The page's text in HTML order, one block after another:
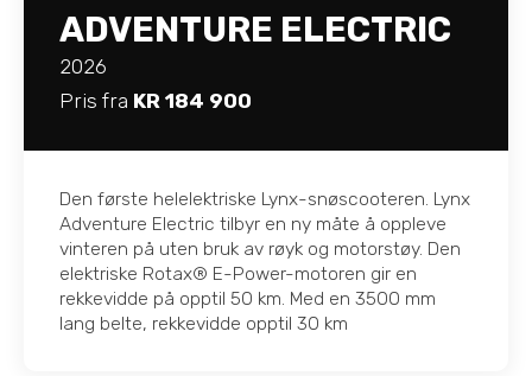
ADVENTURE ELECTRIC
2026
Pris fra KR 184 900
Den første helelektriske Lynx-snøscooteren. Lynx
Adventure Electric tilbyr en ny måte å oppleve
vinteren på uten bruk av røyk og motorstøy. Den
elektriske Rotax® E-Power-motoren gir en
rekkevidde på opptil 50 km. Med en 3500 mm
lang belte, rekkevidde opptil 30 km